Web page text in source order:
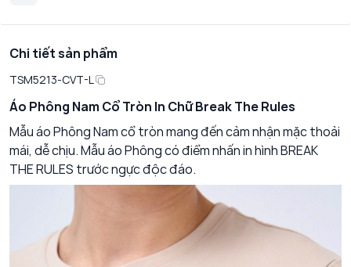
Chi tiết sản phẩm
TSM5213-CVT-L
Áo Phông Nam Cổ Tròn In Chữ Break The Rules
Mẫu áo Phông Nam cổ tròn mang đến cảm nhận mặc thoải
mái, dễ chịu. Mẫu áo Phông có điểm nhấn in hình BREAK
THE RULES trước ngực độc đáo.